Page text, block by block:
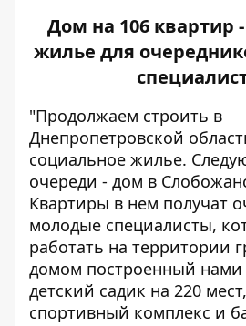
Дом на 106 квартир
жилье для
"Продолжаем строить в
Днепропетровской
социальное жилье.
очереди - дом в
Квартиры в нем получат
молодые специалисты,
работать на территории
домом построенный нами
детский садик на 220
спортивный комплекс и